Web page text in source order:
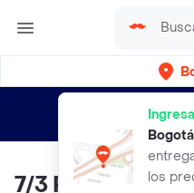
Bogotá
los
envíos gratis
7/3 Rubio Medio